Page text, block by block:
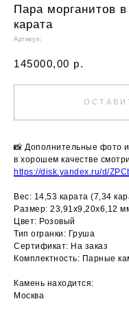
Пара морганитов
карата
Артикул:
145000,00 р.
📸 Дополнительные фото
в хорошем качестве
https://disk.yandex.ru/d/
Вес: 14,53 карата (7,34
Размер: 23,91х9,20х6,12
Цвет: Розовый
Тип огранки: Груша
Сертификат: На заказ
Комплектность: Парные
Камень находится:
Москва